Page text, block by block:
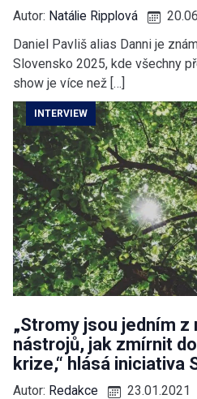
Autor: Natálie Ripplová
Daniel Pavliš alias Danni je
Slovensko 2025, kde všechny
show je více než […]
INTERVIEW
„Stromy jsou jedním z
nástrojů, jak zmírnit
krize,“ hlásá iniciativa
Autor: Redakce
23.01.2021